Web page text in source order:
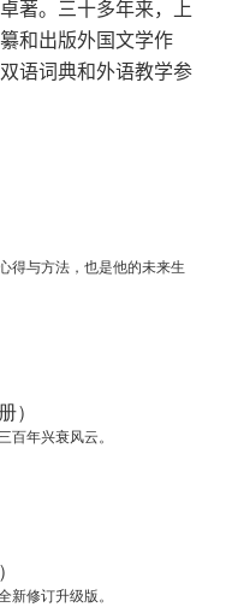
，一位猎手尼克还
生了怜悯和愧疚之
在不同篇章多次提
，看得云里雾里，
这 17 个故事之间
乞力马扎罗的雪》
像金克木在《书读
。
著。三十多年来，上
和出版外国文学作
语词典和外语教学参
得与方法，也是他的未来生
）
百年兴衰风云。
新修订升级版。